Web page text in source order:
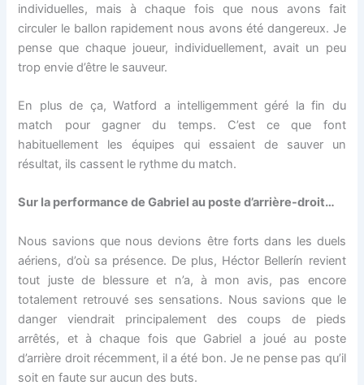
individuelles, mais à chaque fois que nous avons fait
circuler le ballon rapidement nous avons été dangereux. Je
pense que chaque joueur, individuellement, avait un peu
trop envie d’être le sauveur.
En plus de ça, Watford a intelligemment géré la fin du
match pour gagner du temps. C’est ce que font
habituellement les équipes qui essaient de sauver un
résultat, ils cassent le rythme du match.
Sur la performance de Gabriel au poste d’arrière-droit…
Nous savions que nous devions être forts dans les duels
aériens, d’où sa présence. De plus, Héctor Bellerín revient
tout juste de blessure et n’a, à mon avis, pas encore
totalement retrouvé ses sensations. Nous savions que le
danger viendrait principalement des coups de pieds
arrêtés, et à chaque fois que Gabriel a joué au poste
d’arrière droit récemment, il a été bon. Je ne pense pas qu’il
soit en faute sur aucun des buts.